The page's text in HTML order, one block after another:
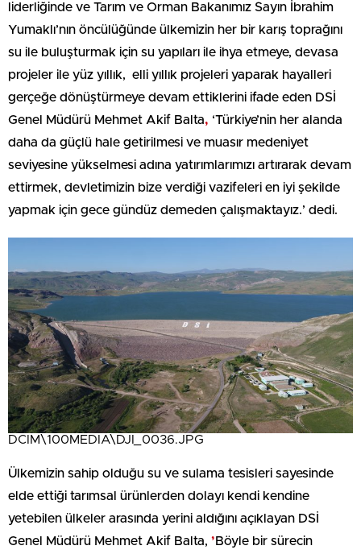
liderliğinde ve Tarım ve Orman Bakanımız Sayın İbrahim
Yumaklı’nın öncülüğünde ülkemizin her bir karış toprağını
su ile buluşturmak için su yapıları ile ihya etmeye, devasa
projeler ile yüz yıllık, elli yıllık projeleri yaparak hayalleri
gerçeğe dönüştürmeye devam ettiklerini ifade eden DSİ
Genel Müdürü Mehmet Akif Balta, ‘Türkiye’nin her alanda
daha da güçlü hale getirilmesi ve muasır medeniyet
seviyesine yükselmesi adına yatırımlarımızı artırarak devam
ettirmek, devletimizin bize verdiği vazifeleri en iyi şekilde
yapmak için gece gündüz demeden çalışmaktayız.’ dedi.
DCIM\100MEDIA\DJI_0036.JPG
Ülkemizin sahip olduğu su ve sulama tesisleri sayesinde
elde ettiği tarımsal ürünlerden dolayı kendi kendine
yetebilen ülkeler arasında yerini aldığını açıklayan DSİ
Genel Müdürü Mehmet Akif Balta, ’Böyle bir sürecin